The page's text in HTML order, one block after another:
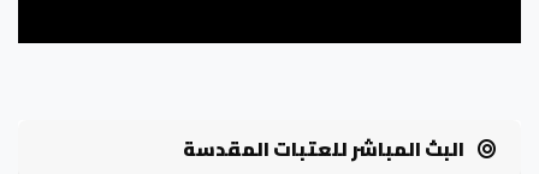
البث المباشر للعتبات المقدسة